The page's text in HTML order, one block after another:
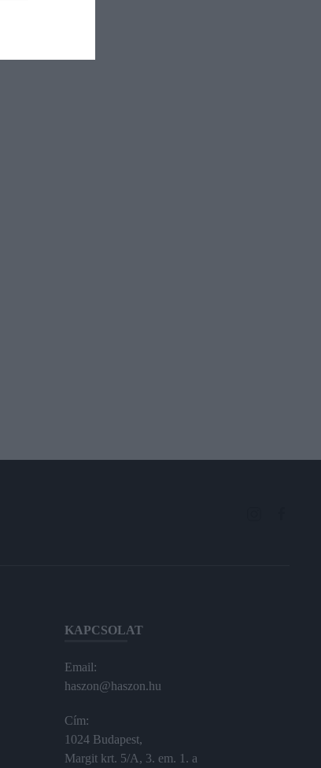
KAPCSOLAT
Email:
haszon@haszon.hu
Cím:
1024 Budapest,
Margit krt. 5/A, 3. em. 1. a